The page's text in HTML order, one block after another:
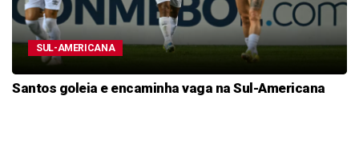
SUL-AMERICANA
Santos goleia e encaminha vaga na Sul-Americana